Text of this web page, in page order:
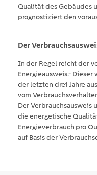
Qualität des Gebäudes
prognostiziert den
Der
In der Regel reicht der
Energieausweis.-
der letzten drei Jahre
vom
Der Verbrauchsausweis
die energetische
Energieverbrauch pro
auf Basis der